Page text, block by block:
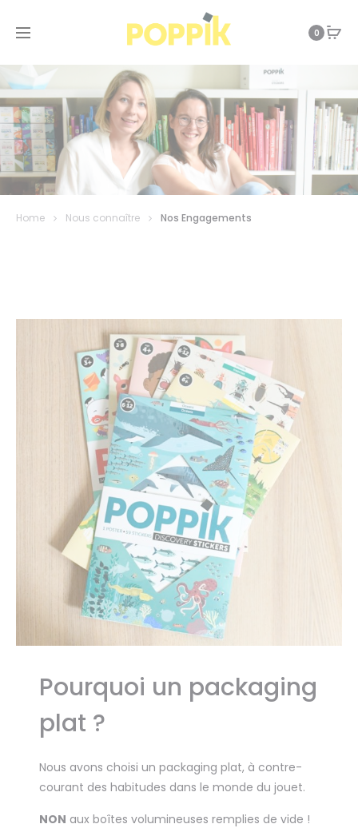
0
Home Nous connaître Nos Engagements
Pourquoi un packaging
plat ?
Nous avons choisi un packaging plat, à contre-
courant des habitudes dans le monde du jouet.
NON aux boîtes volumineuses remplies de vide !